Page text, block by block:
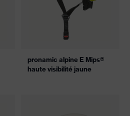
pronamic alpine E Mips®
haute visibilité jaune